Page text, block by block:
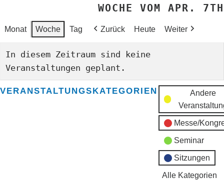
WOCHE VOM APR. 7TH
Monat Woche Tag Zurück Heute Weiter
In diesem Zeitraum sind keine
Veranstaltungen geplant.
VERANSTALTUNGSKATEGORIEN
Andere
Messe/
Seminar
Sitzungen
Alle Kategorien